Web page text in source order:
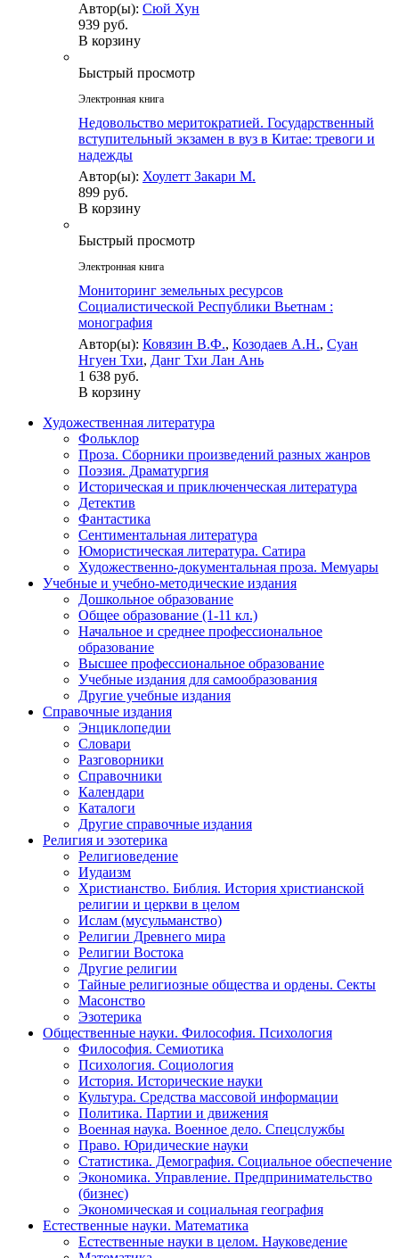
Автор(ы): Сюй Хун
939 руб.
В корзину
Быстрый просмотр
Электронная книга
Недовольство меритократией. Государственный
вступительный экзамен в вуз в Китае: тревоги и
надежды
Автор(ы): Хоулетт Закари М.
899 руб.
В корзину
Быстрый просмотр
Электронная книга
Мониторинг земельных ресурсов
Социалистической Республики Вьетнам :
монография
Автор(ы): Ковязин В.Ф., Козодаев А.Н., Суан
Нгуен Тхи, Данг Тхи Лан Ань
1 638 руб.
В корзину
Художественная литература
Фольклор
Проза. Сборники произведений разных жанров
Поэзия. Драматургия
Историческая и приключенческая литература
Детектив
Фантастика
Сентиментальная литература
Юмористическая литература. Сатира
Художественно-документальная проза. Мемуары
Учебные и учебно-методические издания
Дошкольное образование
Общее образование (1-11 кл.)
Начальное и среднее профессиональное
образование
Высшее профессиональное образование
Учебные издания для самообразования
Другие учебные издания
Справочные издания
Энциклопедии
Словари
Разговорники
Справочники
Календари
Каталоги
Другие справочные издания
Религия и эзотерика
Религиоведение
Иудаизм
Христианство. Библия. История христианской
религии и церкви в целом
Ислам (мусульманство)
Религии Древнего мира
Религии Востока
Другие религии
Тайные религиозные общества и ордены. Секты
Масонство
Эзотерика
Общественные науки. Философия. Психология
Философия. Семиотика
Психология. Социология
История. Исторические науки
Культура. Средства массовой информации
Политика. Партии и движения
Военная наука. Военное дело. Спецслужбы
Право. Юридические науки
Статистика. Демография. Социальное обеспечение
Экономика. Управление. Предпринимательство
(бизнес)
Экономическая и социальная география
Естественные науки. Математика
Естественные науки в целом. Науковедение